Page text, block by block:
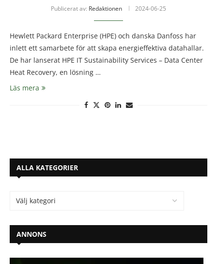
Publicerat av: Redaktionen 2024-06-25
Hewlett Packard Enterprise (HPE) och danska Danfoss har
inlett ett samarbete för att skapa energieffektiva datahallar.
De har lanserat HPE IT Sustainability Services – Data Center
Heat Recovery, en lösning …
Läs mera
ALLA KATEGORIER
ANNONS